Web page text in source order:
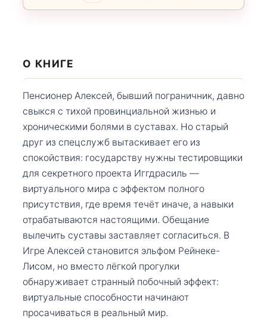
О КНИГЕ
Пенсионер Алексей, бывший пограничник, давно
свыкся с тихой провинциальной жизнью и
хроническими болями в суставах. Но старый
друг из спецслужб вытаскивает его из
спокойствия: государству нужны тестировщики
для секретного проекта Иггдрасиль —
виртуального мира с эффектом полного
присутствия, где время течёт иначе, а навыки
отрабатываются настоящими. Обещание
вылечить суставы заставляет согласиться. В
Игре Алексей становится эльфом Рейнеке-
Лисом, но вместо лёгкой прогулки
обнаруживает странный побочный эффект:
виртуальные способности начинают
просачиваться в реальный мир.